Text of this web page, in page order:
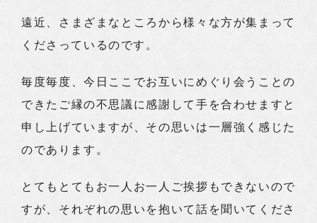
遠近、さまざまなところから様々な方が集まって
くださっているのです。
毎度毎度、今日ここでお互いにめぐり会うことの
できたご縁の不思議に感謝して手を合わせますと
申し上げていますが、その思いは一層強く感じた
のであります。
とてもとてもお一人お一人ご挨拶もできないので
すが、それぞれの思いを抱いて話を聞いてくださ